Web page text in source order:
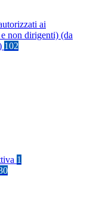
ai
non dirigenti) (da
102
1